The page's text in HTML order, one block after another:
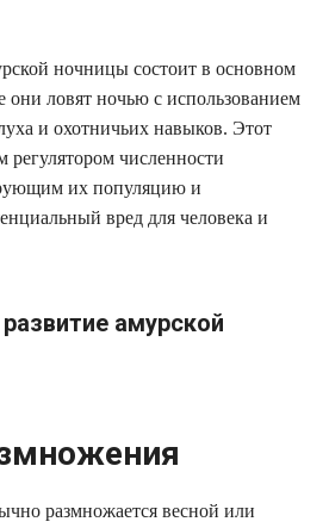
ночницы состоит в основном
они ловят ночью с использованием
и охотничьих навыков. Этот
регулятором численности
их популяцию и
вред для человека и
амурской
размножается весной или